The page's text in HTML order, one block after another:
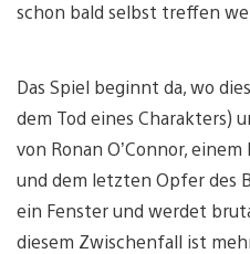
schon bald selbst treffen
Das Spiel beginnt da, wo
dem Tod eines Charakters)
von Ronan O’Connor,
und dem letzten Opfer des
ein Fenster und werdet
diesem Zwischenfall ist